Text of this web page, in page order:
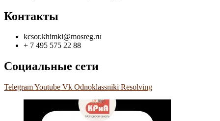
Контакты
kcsor.khimki@mosreg.ru
+ 7 495 575 22 88
Социальные сети
TelegramYoutube Vk Odnoklassniki Resolving